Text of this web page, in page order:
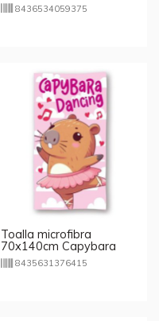
8436534059375
Toalla microfibra
70x140cm Capybara
Dancing
8435631376415